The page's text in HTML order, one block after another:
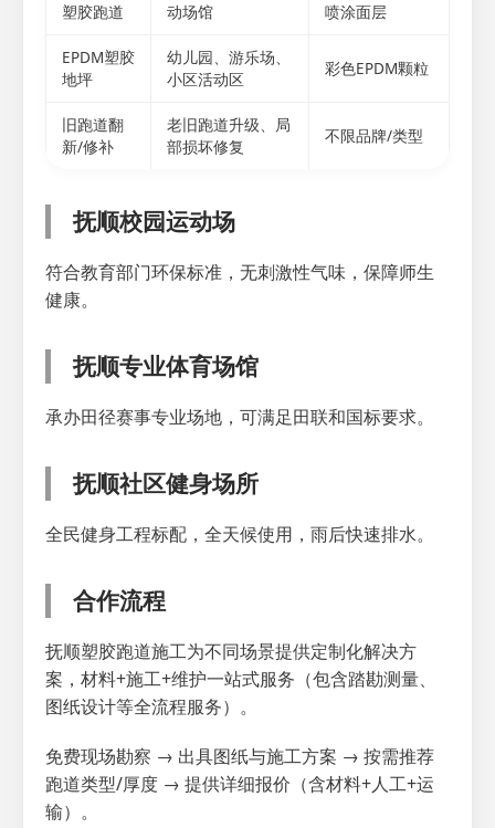
塑胶跑道
动场馆
喷涂面层
EPDM塑胶
地坪
幼儿园、游乐场、
小区活动区
彩色EPDM颗粒
旧跑道翻
新/修补
老旧跑道升级、局
部损坏修复
不限品牌/类型
抚顺校园运动场
符合教育部门环保标准，无刺激性气味，保障师生
健康。
抚顺专业体育场馆
承办田径赛事专业场地，可满足田联和国标要求。
抚顺社区健身场所
全民健身工程标配，全天候使用，雨后快速排水。
合作流程
抚顺塑胶跑道施工为不同场景提供定制化解决方
案，材料+施工+维护一站式服务（包含踏勘测量、
图纸设计等全流程服务）。
免费现场勘察 → 出具图纸与施工方案 → 按需推荐
跑道类型/厚度 → 提供详细报价（含材料+人工+运
输）。